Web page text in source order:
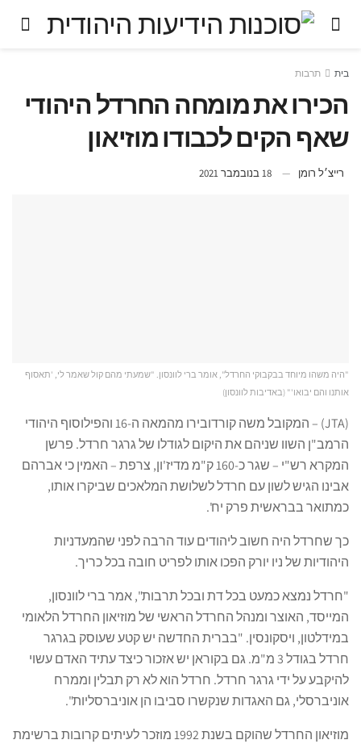
בית תרבות
הכירו את מומחה החרדל היהודי
שאף הקים לכבודו מוזיאון
רייצ׳ל רומן 18 בנובמבר 2021
"היה משהו מיוחד בבקבוקי החרדל", אומר ברי לוונסון. "שמעתי מהם קול שאמר לי, 'תאסוף
אותנו והם יבואו'" (באדיבות לוונסון)
(JTA) – המקובל משה קורדובירו מהמאה ה-16 והפילוסוף היהודי
הרמב"ן השוו שניהם את היקום לגודלו של גרגר חרדל. פרשן
המקרא רש"י – שגר כ-160 ק"מ מדיז'ון, צרפת – האמין כי אברהם
אבינו הגיש לשון עם חרדל לשלושת המלאכים שביקרו אותו,
כמתואר בבראשית פרק יח'.
כך שחרדל היה חשוב ליהודים עוד הרבה לפני שהמעדניות
היהודיות של ניו יורק הפכו אותו לפריט חובה בכל כריך.
"חרדל נמצא כמעט בכל דת ובכל תרבות", אמר ברי לוונסון,
המייסד, האוצר ומנהל החרדל הראשי של מוזיאון החרדל הלאומי
במידלטון, ויסקונסין. "בברית החדשה יש קטע שעוסק בגרגר
חרדל בגודל 3 מ"מ. גם בקוראן יש אזכור כיצד עתיד האדם עשוי
להיקבע על ידי גרגר חרדל. חרדל הוא לא רק תבלין וממרח
אוניברסלי, גם האגדות שנקשרו סביבו הן אוניברסליות".
מוזיאון החרדל שהוקם בשנת 1992 מוזכר לעיתים קרובות ברשימת